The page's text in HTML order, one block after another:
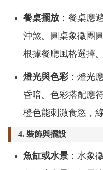
餐桌擺放 ：餐桌應
沖煞。圓桌象徵團
根據餐廳風格選擇。
燈光與色彩：燈光
昏暗。色彩搭配應
橙色能刺激食慾，
4. 裝飾與擺設
魚缸或水景 ：水象